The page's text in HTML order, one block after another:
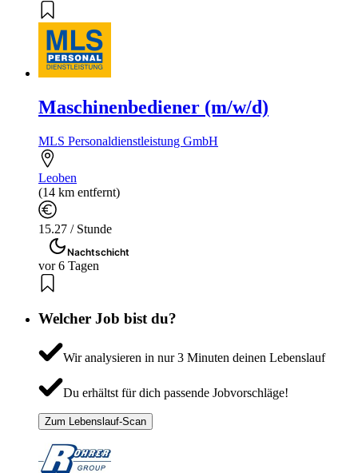
Maschinenbediener (m/w/d)
MLS Personaldienstleistung GmbH
Leoben
(14 km entfernt)
15.27 / Stunde
Nachtschicht
vor 6 Tagen
Welcher Job bist du?
Wir analysieren in nur 3 Minuten deinen Lebenslauf
Du erhältst für dich passende Jobvorschläge!
Zum Lebenslauf-Scan